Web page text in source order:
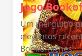
Jogo
Um mergulho
e eventos
BookofRiches.